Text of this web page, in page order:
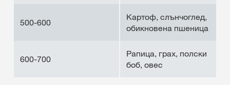
500-600
Картоф, слънчоглед,
обикновена пшеница
600-700
Рапица, грах, полски
боб, овес